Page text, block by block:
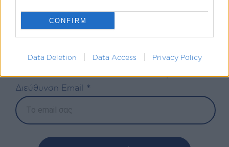
CONFIRM
Data Deletion Data Access Privacy Policy
του IdEF
Όλα όσα πρέπει να γνωρίζετε για σπουδές
Διοίκησης – απευθείας στο inbox σας
*υποχρεωτικά πεδία
Διεύθυνση Email *